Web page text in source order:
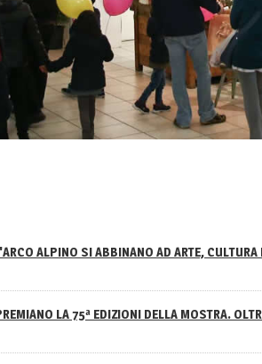
ALPINO SI ABBINANO AD ARTE, CULTURA
LA 75ª EDIZIONI DELLA MOSTRA.